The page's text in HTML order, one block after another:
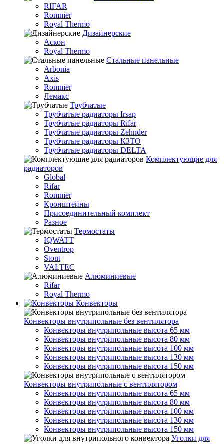
RIFAR
Rommer
Royal Thermo
Дизайнерские
Аскон
Royal Thermo
Стальные панельные
Arbonia
Axis
Rommer
Лемакс
Трубчатые
Трубчатые радиаторы Irsap
Трубчатые радиаторы Rifar
Трубчатые радиаторы Zehnder
Трубчатые радиаторы КЗТО
Трубчатые радиаторы DELTA
Комплектующие для
радиаторов
Global
Rifar
Rommer
Кронштейны
Присоединительный комплект
Разное
Термостаты
IQWATT
Oventrop
Stout
VALTEC
Алюминиевые
Rifar
Royal Thermo
Конвекторы
Конвекторы внутрипольные без вентилятора
Конвекторы внутрипольные высота 65 мм
Конвекторы внутрипольные высота 80 мм
Конвекторы внутрипольные высота 100 мм
Конвекторы внутрипольные высота 130 мм
Конвекторы внутрипольные высота 150 мм
Конвекторы внутрипольные с вентилятором
Конвекторы внутрипольные высота 65 мм
Конвекторы внутрипольные высота 80 мм
Конвекторы внутрипольные высота 100 мм
Конвекторы внутрипольные высота 130 мм
Конвекторы внутрипольные высота 150 мм
Уголки для